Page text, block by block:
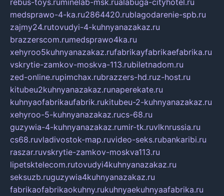
medsprawo-4-ka.ru2864420.rublagodarenie-spb.ru
zajmy24.rutovudyi-4-kuhnyanazakaz.ru
brazzerscom.rumedsprawo4ka.ru
xehyroo5kuhnyanazakaz.rufabrikayfabrikaefabrika.ru
vskrytie-zamkov-moskva-113.rubiletnadom.ru
zed-online.rupimchax.rubrazzers-hd.ruz-host.ru
kitubeu2kuhnyanazakaz.runaperekate.ru
kuhnyaofabrikaufabrik.rukitubeu-2-kuhnyanazakaz.ru
xehyroo-5-kuhnyanazakaz.rucs-68.ru
guzywia-4-kuhnyanazakaz.rumir-tk.ruvlknrussia.ru
cs68.ruvladivostok-map.ruvideo-seks.rubankaribi.ru
raszar.ruvskrytie-zamkov-moskva113.ru
lipetsktelecom.rutovudyi4kuhnyanazakaz.ru
seksuzb.ruguzywia4kuhnyanazakaz.ru
fabrikaofabrikaokuhny.rukuhnyaekuhnyaafabrika.ru